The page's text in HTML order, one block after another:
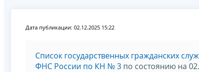
Дата публикации: 02.12.2025 15:22
Список государственных гражданских
ФНС России по КН № 3 по состоянию на